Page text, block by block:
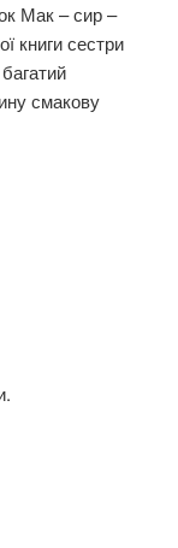
Мак – сир –
книги сестри
смакову